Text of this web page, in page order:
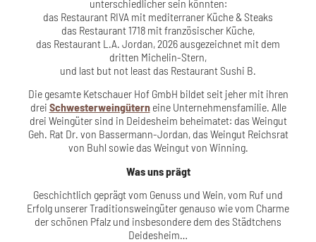
unterschiedlicher sein könnten:
das Restaurant RIVA mit mediterraner Küche & Steaks
das Restaurant 1718 mit französischer Küche,
das Restaurant L.A. Jordan, 2026 ausgezeichnet mit dem
dritten Michelin-Stern,
und last but not least das Restaurant Sushi B.
Die gesamte Ketschauer Hof GmbH bildet seit jeher mit ihren
drei Schwesterweingüterneine Unternehmensfamilie. Alle
drei Weingüter sind in Deidesheim beheimatet: das Weingut
Geh. Rat Dr. von Bassermann-Jordan, das Weingut Reichsrat
von Buhl sowie das Weingut von Winning.
Was uns prägt
Geschichtlich geprägt vom Genuss und Wein, vom Ruf und
Erfolg unserer Traditionsweingüter genauso wie vom Charme
der schönen Pfalz und insbesondere dem des Städtchens
Deidesheim…